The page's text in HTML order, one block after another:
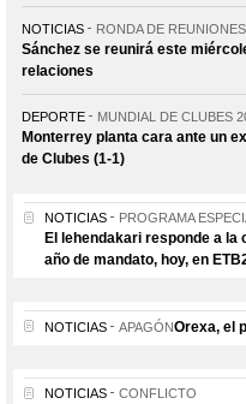
NOTICIAS RONDA DE REUNIONES
Sánchez se reunirá este
relaciones
DEPORTE MUNDIAL DE CLUBES
Monterrey planta cara ante un
de Clubes (1-1)
NOTICIAS PROGRAMA
El lehendakari responde a
año de mandato, hoy, en
NOTICIAS APAGÓNOrexa, el
NOTICIAS CONFLICTO